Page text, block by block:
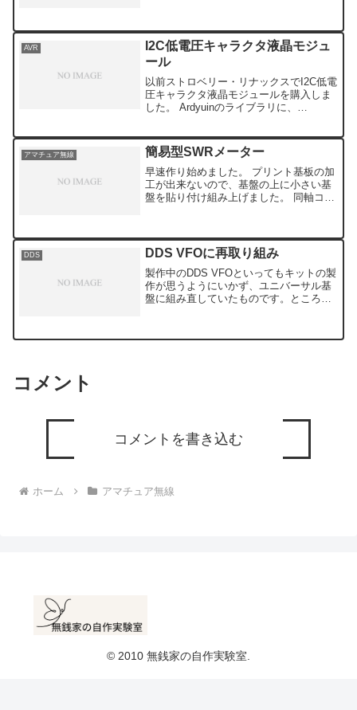
かかりますが千円以下と安上がりです。
これで三種...
AVR
I2C低電圧キャラクタ液晶モジュ
ール
以前ストロベリー・リナックスでI2C低電
圧キャラクタ液晶モジュールを購入しま
した。 Ardyuinのライブラリに、
ARDUINO RF power & ...
アマチュア無線 簡易型SWRメーター
早速作り始めました。 プリント基板の加
工が出来ないので、基盤の上に小さい基
盤を貼り付け組み上げました。 同軸コネ
けばアンテナチューナと一緒にケースに
入れ完成させます。
DDS DDS VFOに再取り組み
製作中のDDS VFOといってもキットの製
作が思うようにいかず、ユニバーサル基
盤に組み直していたものです。ところが
た。久しぶりにＬＣＤ回りを接続し直し
コメント
コメントを書き込む
ホーム アマチュア無線
© 2010 無銭家の自作実験室.